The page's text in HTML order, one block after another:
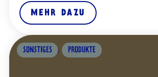
MEHR DAZU
SONSTIGES , PRODUKTE